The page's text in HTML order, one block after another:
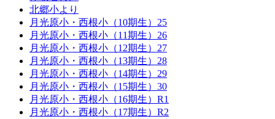
北郷小より
月光原小・西根小（10期生）25
月光原小・西根小（11期生）26
月光原小・西根小（12期生）27
月光原小・西根小（13期生）28
月光原小・西根小（14期生）29
月光原小・西根小（15期生）30
月光原小・西根小（16期生）R1
月光原小・西根小（17期生）R2